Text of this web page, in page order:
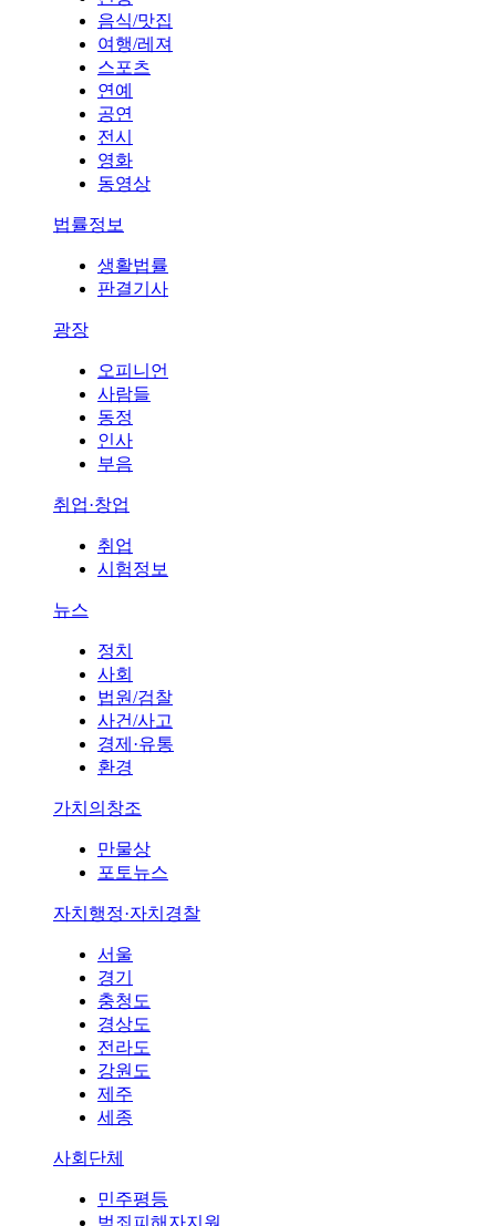
음식/맛집
여행/레져
스포츠
연예
공연
전시
영화
동영상
법률정보
생활법률
판결기사
광장
오피니언
사람들
동정
인사
부음
취업·창업
취업
시험정보
뉴스
정치
사회
법원/검찰
사건/사고
경제·유통
환경
가치의창조
만물상
포토뉴스
자치행정·자치경찰
서울
경기
충청도
경상도
전라도
강원도
제주
세종
사회단체
민주평등
범죄피해자지원